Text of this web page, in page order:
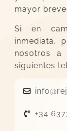
mayor
Si en
inmediata,
nosotros
siguientes
+34